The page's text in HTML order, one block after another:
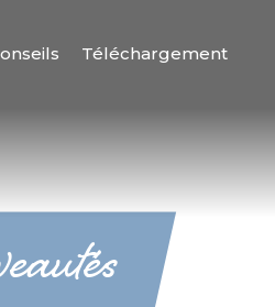
Téléchargement